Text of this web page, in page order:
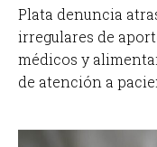
Plata denuncia
irregulares de
médicos y
de atención a